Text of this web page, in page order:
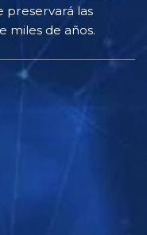
preservará las
miles de años.